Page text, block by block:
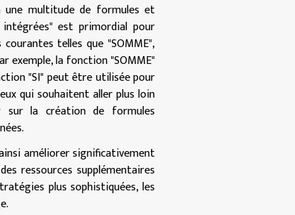
une multitude de formules et
est primordial pour
telles que "SOMME",
exemple, la fonction "SOMME"
"SI" peut être utilisée pour
qui souhaitent aller plus loin
sur la création de formules
améliorer significativement
ressources supplémentaires
plus sophistiquées, les